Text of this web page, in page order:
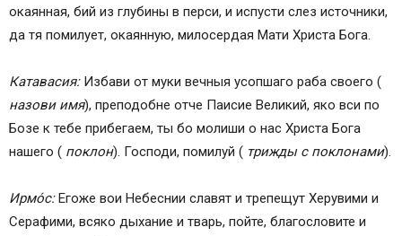
окаянная, бий из глубины в перси, и испусти слез источники,
да тя помилует, окаянную, милосердая Мати Христа Бога.
Катавасия:Избави от муки вечныя усопшаго раба своего (
назови имя), преподобне отче Паисие Великий, яко вси по
Бозе к тебе прибегаем, ты бо молиши о нас Христа Бога
нашего ( поклон). Господи, помилуй ( трижды с поклонами).
Ирмо́с:Егоже вои Небеснии славят и трепещут Херувими и
Серафими, всяко дыхание и тварь, пойте, благословите и